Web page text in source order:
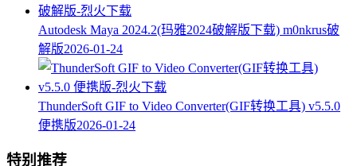
Autodesk Maya 2024.2(玛雅2024破解版下载) m0nkrus破
解版2026-01-24
ThunderSoft GIF to Video Converter(GIF转换工具) v5.5.0
便携版2026-01-24
特别推荐